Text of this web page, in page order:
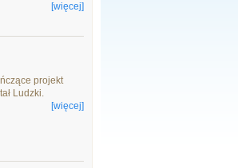
[więcej]
projekt
Ludzki.
[więcej]